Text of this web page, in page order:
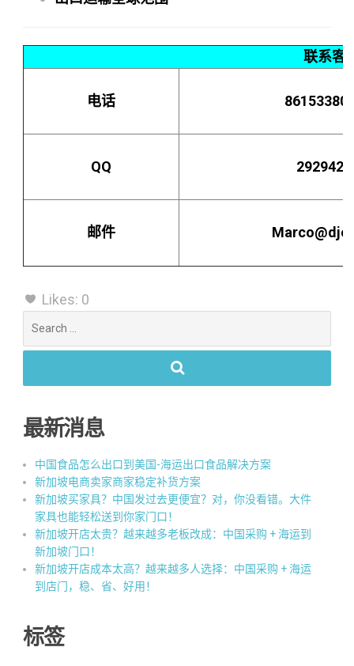
联系客
电话
QQ
邮件
Likes: 0
for:
最新消息
中国食品怎么出口到美国-海运出口食品解决方案
新加坡电商卖家商家稳定补货方案
新加坡买家具？中国发过去更便宜？对，你没看错。大件
家具也能轻松送到你家门口！
新加坡开店太贵？越来越多老板改成：中国采购 + 海运到
新加坡门口！
新加坡开店成本太高？越来越多人选择：中国采购 + 海运
到店门，稳、省、好用！
标签